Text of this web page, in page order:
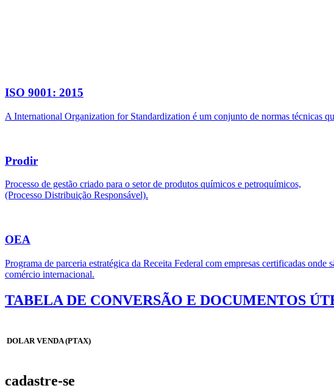
ISO 9001: 2015
A International Organization for Standardization é um conjunto de normas técnicas
Prodir
Processo de gestão criado para o setor de produtos químicos e petroquímicos,
(Processo Distribuição Responsável).
OEA
Programa de parceria estratégica da Receita Federal com empresas certificadas
comércio internacional.
TABELA DE CONVERSÃO E DOCUMENTOS
DOLAR VENDA (PTAX)
cadastre-se